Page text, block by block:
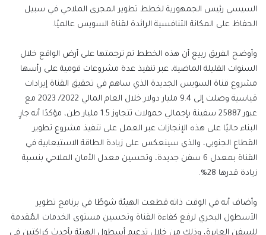
السيسي رئيس الجمهورية لخطط تطوير المجرى الملاحي في سبيل
الحفاظ على المكانة التنافسية الرائدة لقناة السويس عالميًا.
وأوضح الفريق ربيع أن هذه الخطط تم ترجمتها على أرض الواقع خلال
السنوات القليلة الماضية، عبر تنفيذ عدة مشروعات قومية على رأسها
مشروع قناة السويس الجديدة الذي ساهم في تحقيق القناة إيرادات
قياسية وصلت إلى 9.4 مليار دولار خلال العام المالي 2022/ 2023 مع
عبور 25887 سفينة بإجمالي حمولات تتجاوز 1.5 مليار طن، مؤكدًا أنه جارٍ
البناء حاليًا على هذه الإنجازات عبر العمل على تنفيذ مشروع تطوير
القطاع الجنوبي، والذي سينعكس على زيادة الطاقة الاستيعابية في
القناة بمعدل 6 سفن جديدة، وتحسين معدل الأمان الملاحي بنسبة
زيادة قدرها 28%.
وأضاف أنه في الوقت ذاته قطعت الهيئة شوطًا في برنامج تطوير
الأسطول البحري لرفع كفاءة القناة وتحسين مستوى الخدمات المُقدمة
للسفن العابرة، وذلك من خلال تدعيم أسطول الهيئة بأحدث كراكتين في